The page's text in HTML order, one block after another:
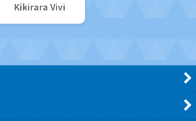
Kikirara Vivi